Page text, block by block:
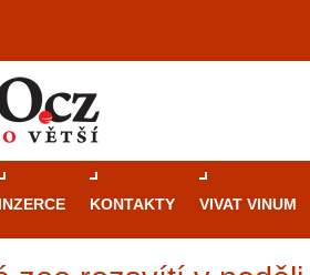
INZERCE KONTAKTY VIVAT VINUM